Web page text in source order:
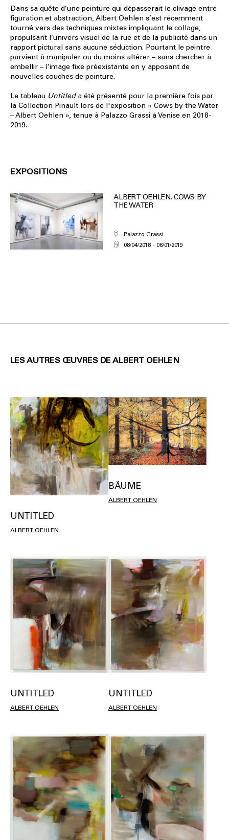
Dans sa quête d’une peinture qui dépasserait le clivage entre
figuration et abstraction, Albert Oehlen s’est récemment
tourné vers des techniques mixtes impliquant le collage,
propulsant l’univers visuel de la rue et de la publicité dans un
rapport pictural sans aucune séduction. Pourtant le peintre
parvient à manipuler ou du moins altérer – sans chercher à
embellir – l’image fixe préexistante en y apposant de
nouvelles couches de peinture.
Le tableau Untitleda été présenté pour la première fois par
la Collection Pinault lors de l'exposition « Cows by the Water
– Albert Oehlen », tenue à Palazzo Grassi à Venise en 2018-
2019.
EXPOSITIONS
ALBERT OEHLEN. COWS BY
THE WATER
Palazzo Grassi
08/04/2018
06/01/2019
LES AUTRES ŒUVRES DE ALBERT OEHLEN
UNTITLED
ALBERT OEHLEN
BÄUME
ALBERT OEHLEN
UNTITLED
ALBERT OEHLEN
UNTITLED
ALBERT OEHLEN